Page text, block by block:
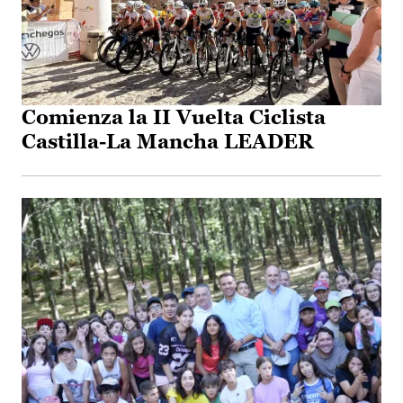
Comienza la II Vuelta Ciclista
Castilla-La Mancha LEADER